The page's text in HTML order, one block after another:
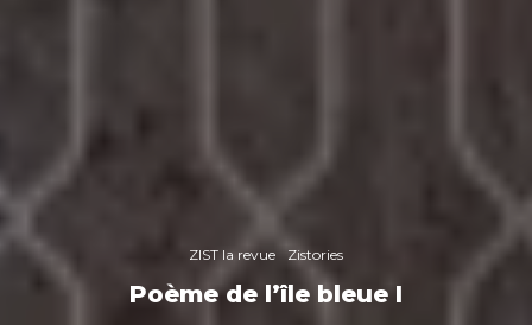
ZIST la revue Zistories
Poème de l’île bleue I